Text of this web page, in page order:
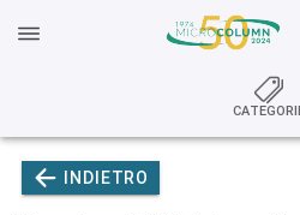
INDIETRO